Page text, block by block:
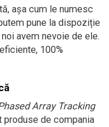
așa cum le numesc
pune la dispoziție
avem nevoie de ele.
100%
Array Tracking
de compania